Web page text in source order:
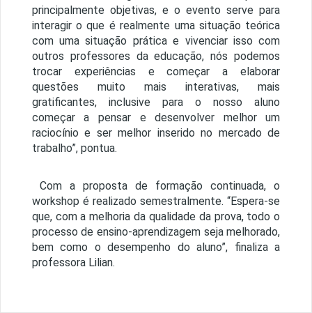
principalmente objetivas, e o evento serve para
interagir o que é realmente uma situação teórica
com uma situação prática e vivenciar isso com
outros professores da educação, nós podemos
trocar experiências e começar a elaborar
questões muito mais interativas, mais
gratificantes, inclusive para o nosso aluno
começar a pensar e desenvolver melhor um
raciocínio e ser melhor inserido no mercado de
trabalho”, pontua.
Com a proposta de formação continuada, o
workshop é realizado semestralmente. “Espera-se
que, com a melhoria da qualidade da prova, todo o
processo de ensino-aprendizagem seja melhorado,
bem como o desempenho do aluno”, finaliza a
professora Lilian.